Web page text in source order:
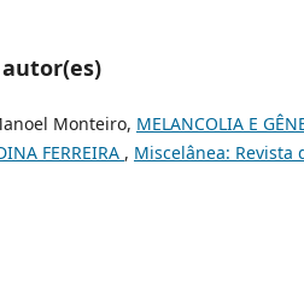
Monteiro, MELANCOLIA E
FERREIRA , Miscelânea: Revista